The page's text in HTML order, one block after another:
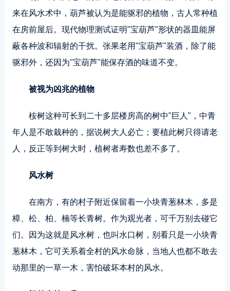
来在风水术中，葫芦被认为是能驱邪的植物，古人常种植
在房前屋后。现代物理测试证明"宝葫芦"形状的器皿能屏
蔽各种波和辐射的干扰。张果老用"宝葫芦"装酒，除了能
驱邪外，还因为"宝葫芦"能保存酒的味道不变。
被视为凶兆的植物
桉树这种可长到二十多层楼房高的树中"巨人"，中青
年人是不敢栽种的，据说树大人必亡；要植此树只得请老
人，反正等到树大时，植树者寿数也差不多了。
风水树
在南方，有的村子附近保留着一小块青葱林木，多是
樟、松、柏、楠等长青树。作为观光者，可千万别去碰它
们。因为这就是风水树，也叫水口树，别看只是一小块青
葱林木，它可关系着全村的风水命脉，当地人也都不敢去
动那里的一草一木，害怕破坏本村的风水。